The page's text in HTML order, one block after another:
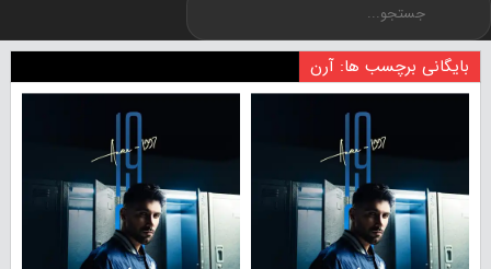
بایگانی برچسب ها: آرن